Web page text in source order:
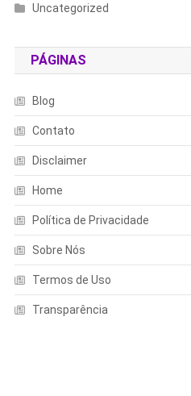
Uncategorized
PÁGINAS
Blog
Contato
Disclaimer
Home
Política de Privacidade
Sobre Nós
Termos de Uso
Transparência